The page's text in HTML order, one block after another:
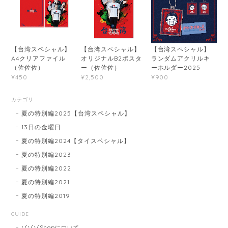
【台湾スペシャル】
A4クリアファイル
（佐佐佐）
¥450
【台湾スペシャル】
オリジナルB2ポスタ
ー（佐佐佐）
¥2,500
【台湾スペシャル】
ランダムアクリルキ
ーホルダー2025
¥900
カテゴリ
夏の特別編2025【台湾スペシャル】
13日の金曜日
夏の特別編2024【タイスペシャル】
夏の特別編2023
夏の特別編2022
夏の特別編2021
夏の特別編2019
GUIDE